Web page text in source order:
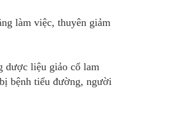
làm việc, thuyên giảm
dược liệu giảo cổ lam
bệnh tiểu đường, người